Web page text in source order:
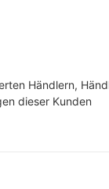
Händlern,
dieser Kunden